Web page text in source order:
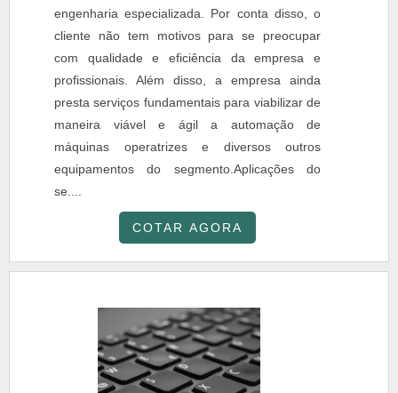
engenharia especializada. Por conta disso, o
cliente não tem motivos para se preocupar
com qualidade e eficiência da empresa e
profissionais. Além disso, a empresa ainda
presta serviços fundamentais para viabilizar de
maneira viável e ágil a automação de
máquinas operatrizes e diversos outros
equipamentos do segmento.Aplicações do
se....
COTAR AGORA